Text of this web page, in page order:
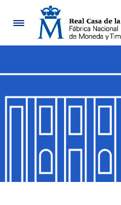
Nabigazioa
Erakutsi/Ezkutatu
Erakutsi/Ezkutatu
Erakutsi/Ezkutatu